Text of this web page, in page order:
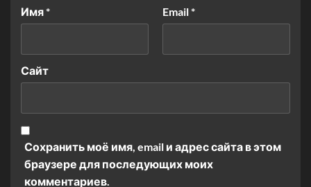
Имя* Email*
Сайт
Сохранить моё имя, email и адрес сайта в этом
браузере для последующих моих
комментариев.